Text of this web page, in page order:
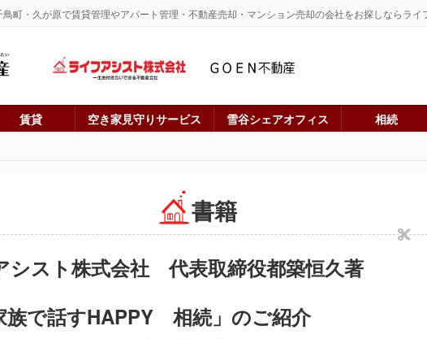
町・久が原で賃貸管理やアパート管理・不動産売却・マンション売却の会社をお探しならライ
賃貸 空き家見守りサービス 雪谷シェアオフィス 相続
書籍
シスト株式会社 代表取締役都築恒久著
族で話すHAPPY 相続」のご紹介